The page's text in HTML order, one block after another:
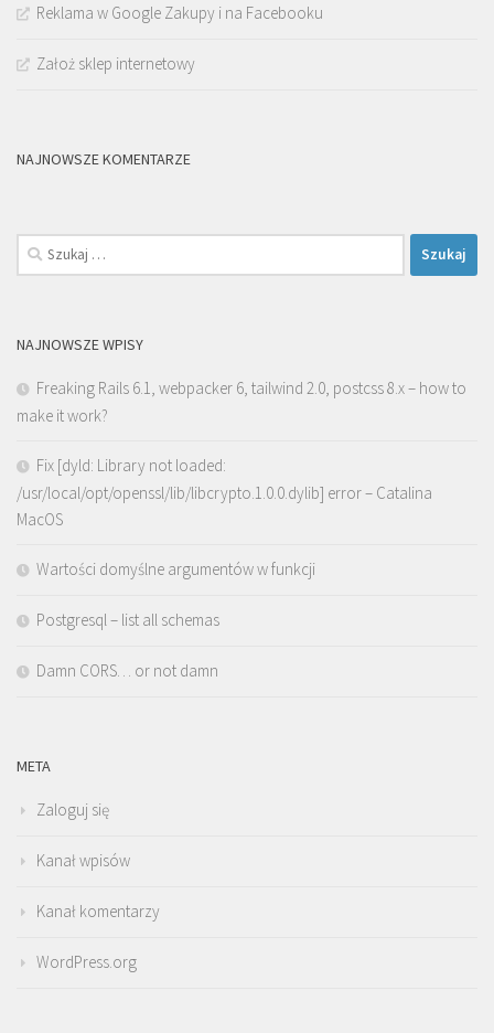
Reklama w Google Zakupy i na Facebooku
Założ sklep internetowy
NAJNOWSZE KOMENTARZE
Szukaj:
NAJNOWSZE WPISY
Freaking Rails 6.1, webpacker 6, tailwind 2.0, postcss 8.x – how to
make it work?
Fix [dyld: Library not loaded:
/usr/local/opt/openssl/lib/libcrypto.1.0.0.dylib] error – Catalina
MacOS
Wartości domyślne argumentów w funkcji
Postgresql – list all schemas
Damn CORS… or not damn
META
Zaloguj się
Kanał wpisów
Kanał komentarzy
WordPress.org